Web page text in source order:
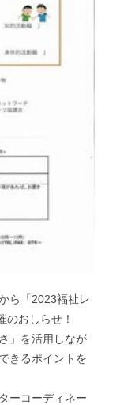
ら「2023福祉レ
のおしらせ！
」を活用しなが
きるポイントを
ーコーディネー